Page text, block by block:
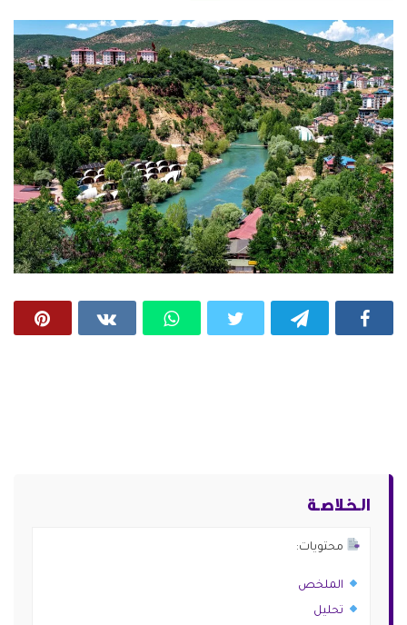
الـخـلاصـة
محتويات:
الملخص
تحليل